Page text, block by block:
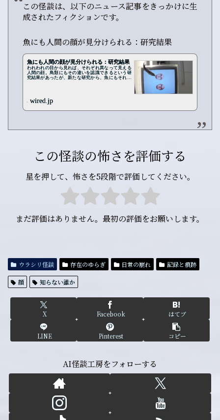
この怪談は、以下のニュース記事をきっかけに生
成されたフィクションです。
魚にも人間の顔が見分けられる：研究結果
魚にも人間の顔が見分けられる：研究結果
われわれの目から見れば、それぞれ異なって見える
人間の顔。鳥類にもその違いを認識できるという研
究結果があったが、新たな研究から、魚にもそれが
wired.jp
この怪談の怖さを評価する
星を押して、怖さを5段階で評価してください。
まだ評価はありません。最初の評価をお願いします。
ウラシリ怪談 存在のゆらぎ 日常の崩れ 記録と痕跡
顔 知らない誰か
X Facebook はてブ
LINE Pinterest コピー
AI怪談工房をフォローする